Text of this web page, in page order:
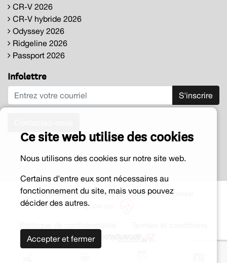
CR-V 2026
CR-V hybride 2026
Odyssey 2026
Ridgeline 2026
Passport 2026
Infolettre
S'inscrire
Tous droits réservés © 2026 Lombardi Honda Montréal
Fièrement propulsé par
Ce site web utilise des cookies
Nous utilisons des cookies sur notre site web.
Certains d'entre eux sont nécessaires au
fonctionnement du site, mais vous pouvez
décider des autres.
Accepter et fermer